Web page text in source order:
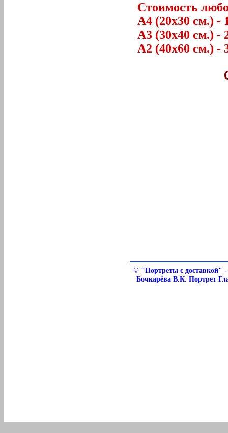
Стоимость
А4 (20х30 см.) -
А3 (30х40 см.) -
А2 (40х60 см.) -
© "Портреты с доставкой" -
Бочкарёва В.К. Портрет